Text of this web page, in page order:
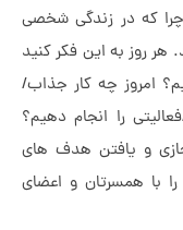
زندگی شخصی
این فکر کنید
کار جذاب/
دهیم؟
هدف های
و اعضای